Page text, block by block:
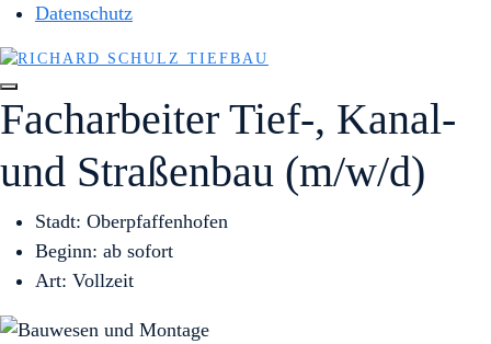
Datenschutz
Facharbeiter Tief-, Kanal-
und Straßenbau (m/w/d)
Stadt: Oberpfaffenhofen
Beginn: ab sofort
Art: Vollzeit